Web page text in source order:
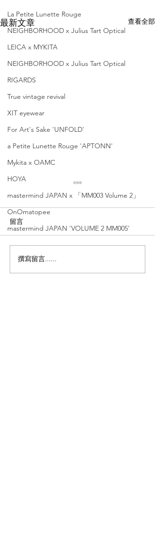
La Petite Lunette Rouge
NEIGHBORHOOD x Julius Tart Optical
LEICA x MYKITA
NEIGHBORHOOD x Julius Tart Optical
RIGARDS
True vintage revival
XIT eyewear
For Art's Sake 'UNFOLD'
a Petite Lunette Rouge 'APTONN'
Mykita x OAMC
HOYA
mastermind JAPAN x 「MM003 Volume 2」
OnOmatopee
mastermind JAPAN 'VOLUME 2 MM005'
最新文章 查看全部
Matsuda【日本職人手藝
的極致演繹｜銅鑼灣及尖
留言
撰寫留言......